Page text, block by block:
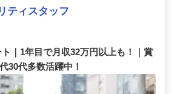
ティスタッフ
｜1年目で月収32万円以上も！｜賞
30代多数活躍中！